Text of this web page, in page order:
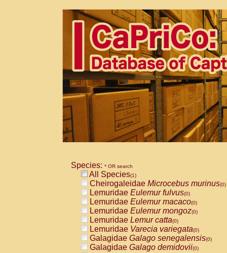
Species: * OR search
All Species(1)
Cheirogaleidae Microcebus murinus(0)
Lemuridae Eulemur fulvus(0)
Lemuridae Eulemur macaco(0)
Lemuridae Eulemur mongoz(0)
Lemuridae Lemur catta(0)
Lemuridae Varecia variegata(0)
Galagidae Galago senegalensis(0)
Galagidae Galago demidovii(0)